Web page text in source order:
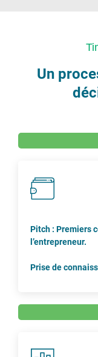
Un
Pitch : Premiers
l’entrepreneur.
Prise de